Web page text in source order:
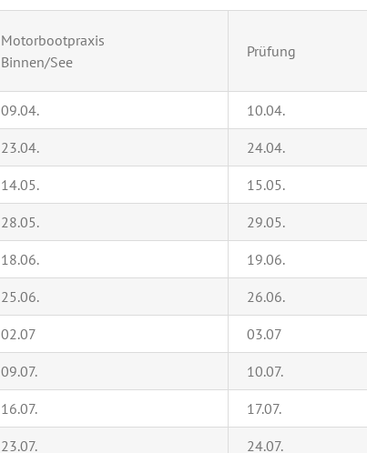
Motorbootpraxis
Binnen/See
Prüfung
09.04. 10.04.
23.04. 24.04.
14.05. 15.05.
28.05. 29.05.
18.06. 19.06.
25.06. 26.06.
02.07 03.07
09.07. 10.07.
16.07. 17.07.
23.07. 24.07.